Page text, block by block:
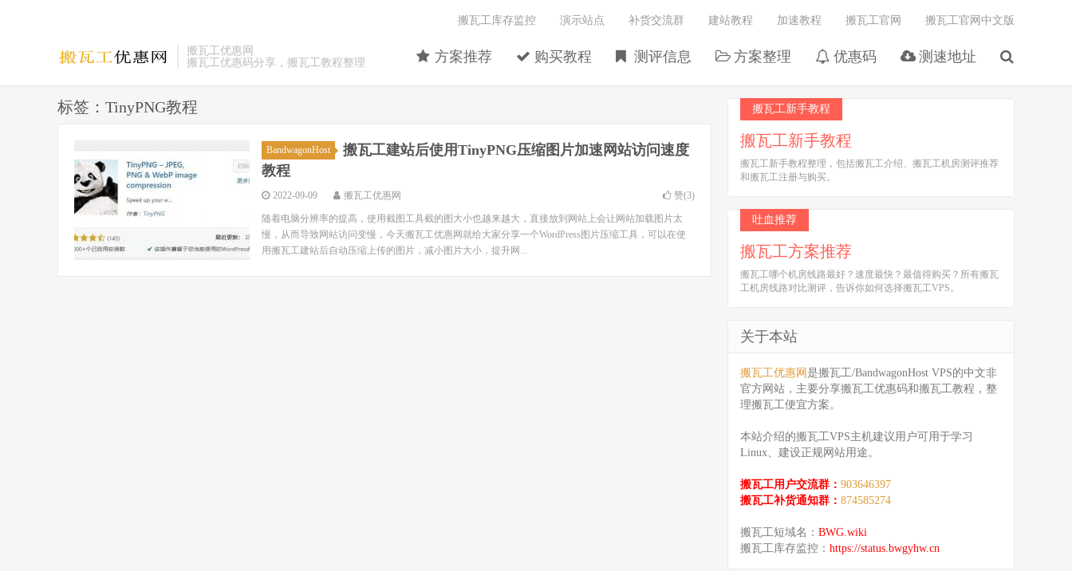
搬瓦工优惠网
搬瓦工优惠码分享，搬瓦工教程整理
方案推荐 购买教程 测评信息 方案整理 优惠码 测速地址
搬瓦工库存监控 演示站点 补货交流群 建站教程 加速教程 搬瓦工官网 搬瓦工官网中文版
标签：TinyPNG教程
BandwagonHost
搬瓦工建站后使用TinyPNG压缩图片加速网站访问速度
教程
2022-09-09 搬瓦工优惠网 赞(3)
随着电脑分辨率的提高，使用截图工具截的图大小也越来越大，直接放到网站上会让网站加载图片太
慢，从而导致网站访问变慢，今天搬瓦工优惠网就给大家分享一个WordPress图片压缩工具，可以在使
用搬瓦工建站后自动压缩上传的图片，减小图片大小，提升网...
搬瓦工新手教程
搬瓦工新手教程
搬瓦工新手教程整理，包括搬瓦工介绍、搬瓦工机房测评推荐
和搬瓦工注册与购买。
吐血推荐
搬瓦工方案推荐
搬瓦工哪个机房线路最好？速度最快？最值得购买？所有搬瓦
工机房线路对比测评，告诉你如何选择搬瓦工VPS。
关于本站
搬瓦工优惠网 是搬瓦工/BandwagonHost VPS的中文非
官方网站，主要分享搬瓦工优惠码和搬瓦工教程，整
理搬瓦工便宜方案。
本站介绍的搬瓦工VPS主机建议用户可用于学习
Linux、建设正规网站用途。
搬瓦工用户交流群： 903646397
搬瓦工补货通知群： 874585274
搬瓦工短域名： BWG.wiki
搬瓦工库存监控： https://status.bwgyhw.cn